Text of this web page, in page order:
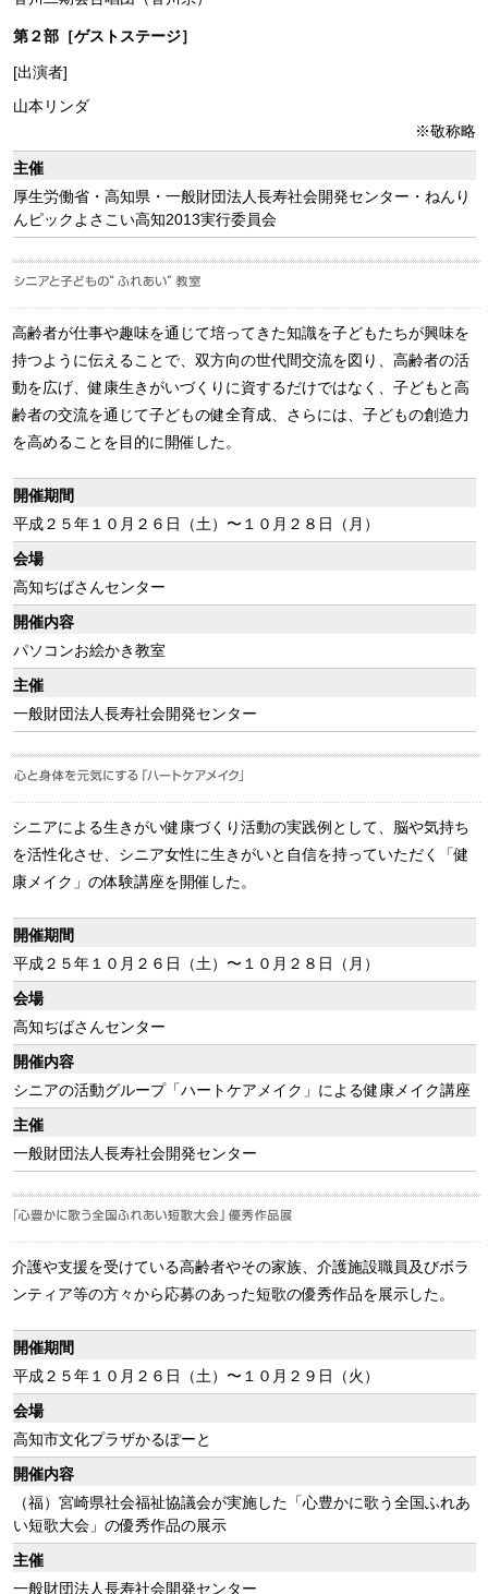
第２部［ゲストステージ］
[出演者]
山本リンダ
※敬称略
主催
厚生労働省・高知県・一般財団法人長寿社会開発センター・ねんり
んピックよさこい高知2013実行委員会
高齢者が仕事や趣味を通じて培ってきた知識を子どもたちが興味を
持つように伝えることで、双方向の世代間交流を図り、高齢者の活
動を広げ、健康生きがいづくりに資するだけではなく、子どもと高
齢者の交流を通じて子どもの健全育成、さらには、子どもの創造力
を高めることを目的に開催した。
開催期間
平成２５年１０月２６日（土）〜１０月２８日（月）
会場
高知ぢばさんセンター
開催内容
パソコンお絵かき教室
主催
一般財団法人長寿社会開発センター
シニアによる生きがい健康づくり活動の実践例として、脳や気持ち
を活性化させ、シニア女性に生きがいと自信を持っていただく「健
康メイク」の体験講座を開催した。
開催期間
平成２５年１０月２６日（土）〜１０月２８日（月）
会場
高知ぢばさんセンター
開催内容
シニアの活動グループ「ハートケアメイク」による健康メイク講座
主催
一般財団法人長寿社会開発センター
介護や支援を受けている高齢者やその家族、介護施設職員及びボラ
ンティア等の方々から応募のあった短歌の優秀作品を展示した。
開催期間
平成２５年１０月２６日（土）〜１０月２９日（火）
会場
高知市文化プラザかるぽーと
開催内容
（福）宮崎県社会福祉協議会が実施した「心豊かに歌う全国ふれあ
い短歌大会」の優秀作品の展示
主催
一般財団法人長寿社会開発センター